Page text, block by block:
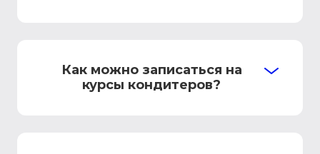
Как можно записаться на
курсы кондитеров?